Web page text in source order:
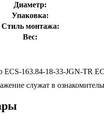
Диаметр:
Упаковка:
Стиль монтажа:
Вес:
ECS-163.84-18-33-JGN-TR
служат в